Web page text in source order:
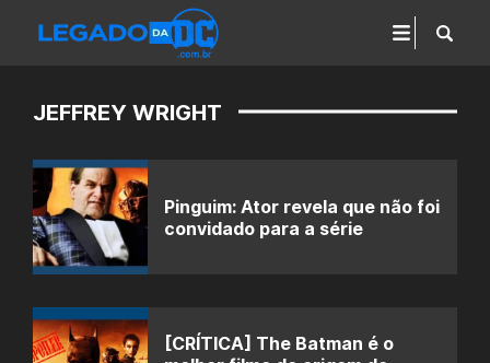
JEFFREY WRIGHT
Pinguim: Ator revela que não foi
convidado para a série
[CRÍTICA] The Batman é o